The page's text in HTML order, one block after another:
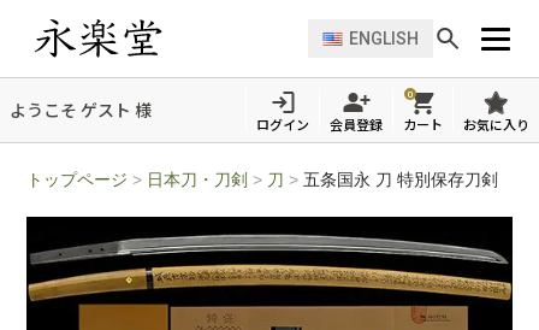
ENGLISH
ようこそ ゲスト 様
ログイン 会員登録
0
カート お気に入り
トップページ > 日本刀・刀剣 > 刀 >五条国永 刀 特別保存刀剣